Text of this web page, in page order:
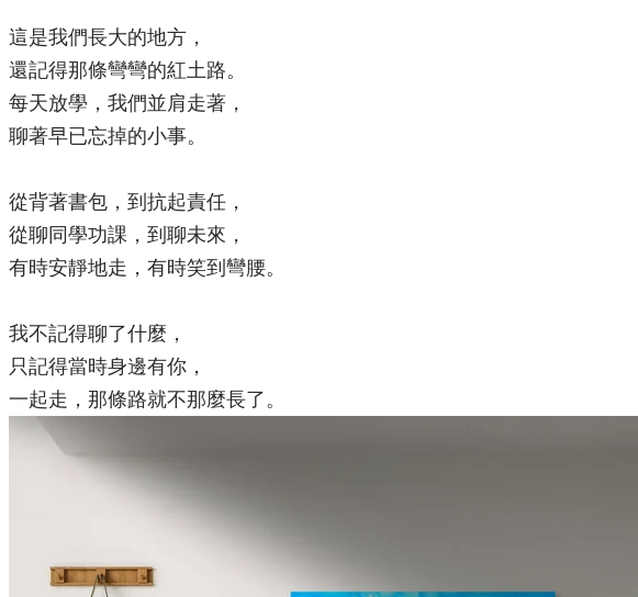
這是我們長大的地方，
還記得那條彎彎的紅土路。
每天放學，我們並肩走著，
聊著早已忘掉的小事。
從背著書包，到抗起責任，
從聊同學功課，到聊未來，
有時安靜地走，有時笑到彎腰。
我不記得聊了什麼，
只記得當時身邊有你，
一起走，那條路就不那麼長了。